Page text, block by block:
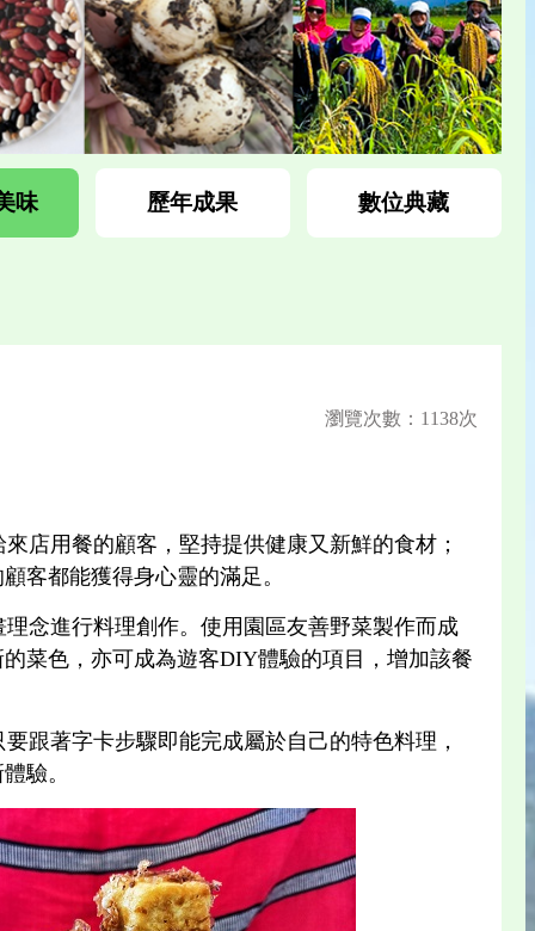
味 歷年成果 數位典藏
瀏覽次數：1138次
用餐的顧客，堅持提供健康又新鮮的食材；
客都能獲得身心靈的滿足。
念進行料理創作。使用園區友善野菜製作而成
菜色，亦可成為遊客DIY體驗的項目，增加該餐
跟著字卡步驟即能完成屬於自己的特色料理，
驗。